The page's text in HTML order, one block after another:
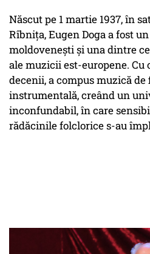
Născut pe 1 martie 1937, în
Rîbnița, Eugen Doga a fost
moldovenești și una dintre
ale muzicii est-europene. Cu
decenii, a compus muzică de
instrumentală, creând un
inconfundabil, în care
rădăcinile folclorice s-au